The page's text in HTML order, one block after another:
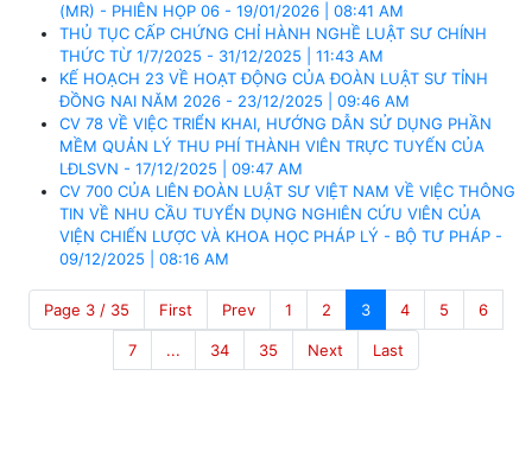
(MR) - PHIÊN HỌP 06 - 19/01/2026 | 08:41 AM
THỦ TỤC CẤP CHỨNG CHỈ HÀNH NGHỀ LUẬT SƯ CHÍNH
THỨC TỪ 1/7/2025 - 31/12/2025 | 11:43 AM
KẾ HOẠCH 23 VỀ HOẠT ĐỘNG CỦA ĐOÀN LUẬT SƯ TỈNH
ĐỒNG NAI NĂM 2026 - 23/12/2025 | 09:46 AM
CV 78 VỀ VIỆC TRIỂN KHAI, HƯỚNG DẪN SỬ DỤNG PHẦN
MỀM QUẢN LÝ THU PHÍ THÀNH VIÊN TRỰC TUYẾN CỦA
LĐLSVN - 17/12/2025 | 09:47 AM
CV 700 CỦA LIÊN ĐOÀN LUẬT SƯ VIỆT NAM VỀ VIỆC THÔNG
TIN VỀ NHU CẦU TUYỂN DỤNG NGHIÊN CỨU VIÊN CỦA
VIỆN CHIẾN LƯỢC VÀ KHOA HỌC PHÁP LÝ - BỘ TƯ PHÁP -
09/12/2025 | 08:16 AM
Page 3 / 35 First Prev 1 2 3 4 5 6
7 ... 34 35 Next Last